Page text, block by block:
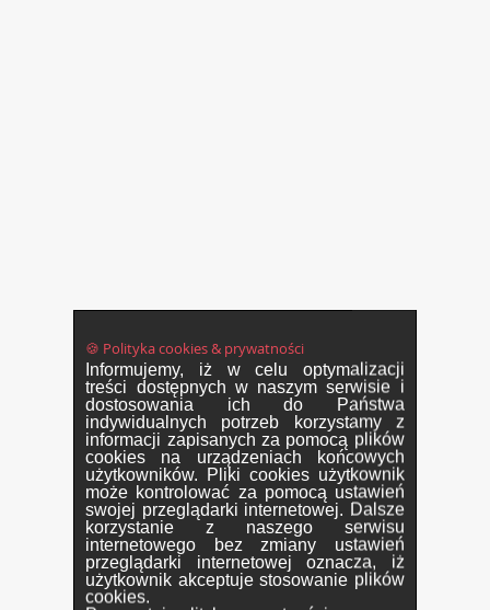
🍪 Polityka cookies & prywatności
Informujemy, iż w celu optymalizacji
treści dostępnych w naszym serwisie i
dostosowania ich do Państwa
indywidualnych potrzeb korzystamy z
informacji zapisanych za pomocą plików
cookies na urządzeniach końcowych
użytkowników. Pliki cookies użytkownik
może kontrolować za pomocą ustawień
swojej przeglądarki internetowej. Dalsze
korzystanie z naszego serwisu
internetowego bez zmiany ustawień
przeglądarki internetowej oznacza, iż
użytkownik akceptuje stosowanie plików
cookies.